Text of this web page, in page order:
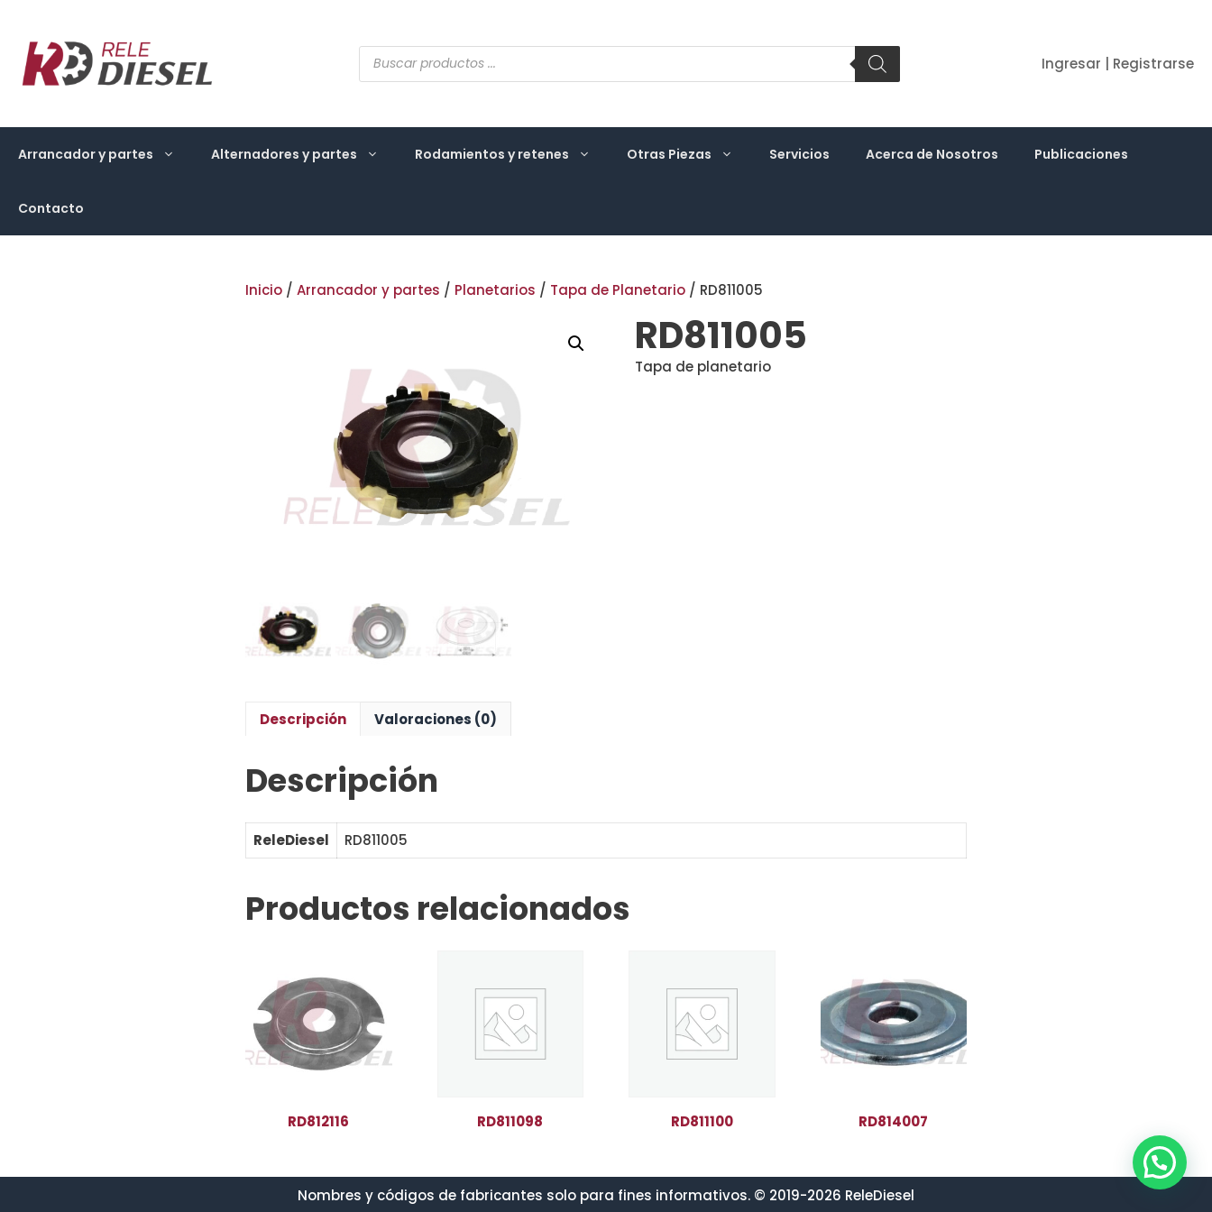
contenido
Búsqueda
de
productos
Ingresar | Registrarse
Arrancador y partes Alternadores y partes Rodamientos y retenes Otras Piezas Servicios Acerca de Nosotros Publicaciones
Contacto
Inicio / Arrancador y partes / Planetarios / Tapa de Planetario / RD811005
RD811005
Tapa de planetario
Descripción Valoraciones (0)
Descripción
ReleDiesel RD811005
Productos relacionados
RD812116 RD811098 RD811100 RD814007
Nombres y códigos de fabricantes solo para fines informativos. © 2019-2026 ReleDiesel